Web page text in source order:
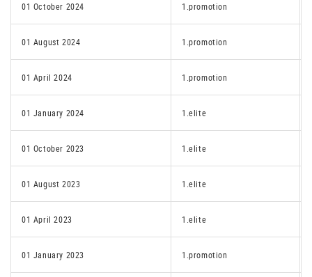
01 October 2024 1.promotion
01 August 2024 1.promotion
01 April 2024 1.promotion
01 January 2024 1.elite
01 October 2023 1.elite
01 August 2023 1.elite
01 April 2023 1.elite
01 January 2023 1.promotion